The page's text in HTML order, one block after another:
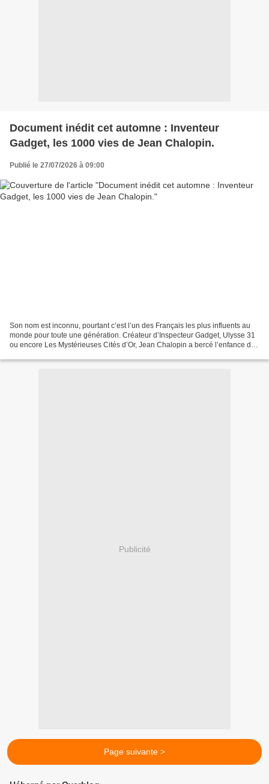
Document inédit cet automne : Inventeur
Gadget, les 1000 vies de Jean Chalopin.
Publié le 27/07/2026 à 09:00
Son nom est inconnu, pourtant c’est l’un des Français les plus influents au
monde pour toute une génération. Créateur d’Inspecteur Gadget, Ulysse 31
ou encore Les Mystérieuses Cités d’Or, Jean Chalopin a bercé l’enfance des
Publicité
Page suivante >